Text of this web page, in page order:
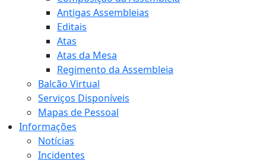
Antigas Assembleias
Editais
Atas
Atas da Mesa
Regimento da Assembleia
Balcão Virtual
Serviços Disponíveis
Mapas de Pessoal
Informações
Notícias
Incidentes